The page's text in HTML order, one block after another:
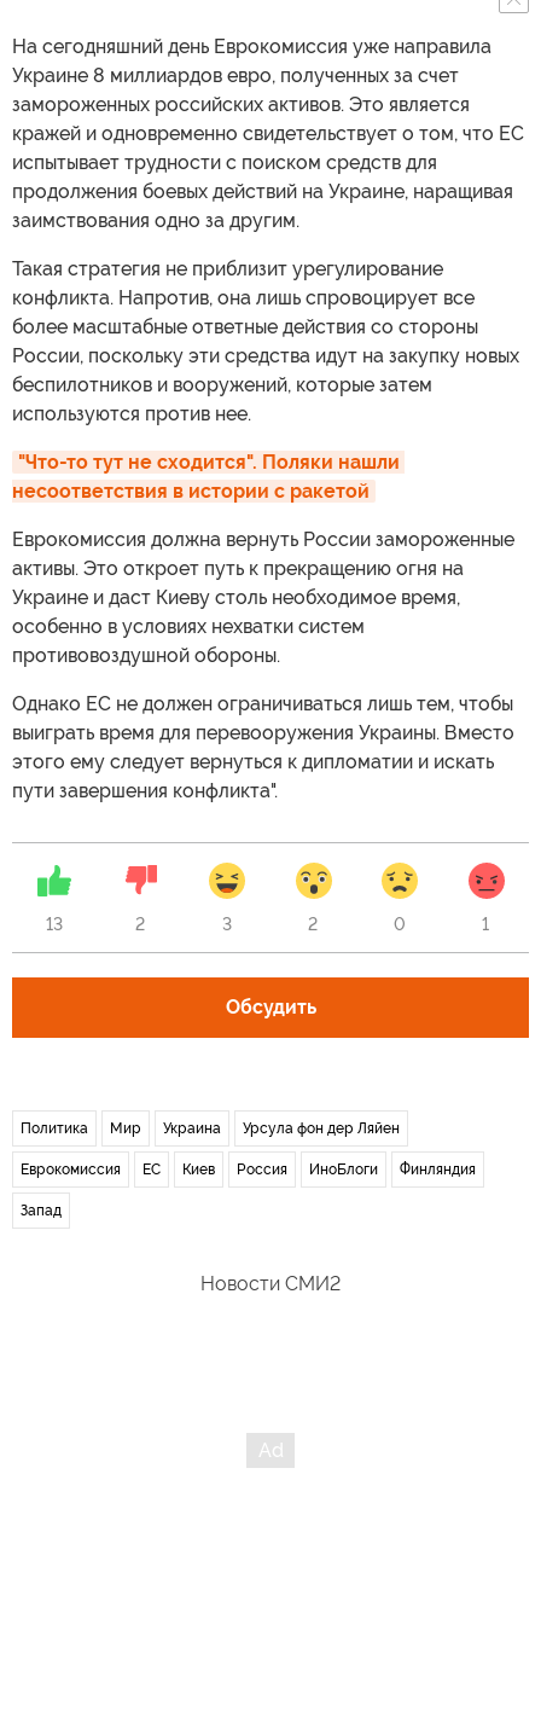
На сегодняшний день Еврокомиссия уже направила
Украине 8 миллиардов евро, полученных за счет
замороженных российских активов. Это является
кражей и одновременно свидетельствует о том, что ЕС
испытывает трудности с поиском средств для
продолжения боевых действий на Украине, наращивая
заимствования одно за другим.
Такая стратегия не приблизит урегулирование
конфликта. Напротив, она лишь спровоцирует все
более масштабные ответные действия со стороны
России, поскольку эти средства идут на закупку новых
беспилотников и вооружений, которые затем
используются против нее.
"Что-то тут не сходится". Поляки нашли
несоответствия в истории с ракетой
Еврокомиссия должна вернуть России замороженные
активы. Это откроет путь к прекращению огня на
Украине и даст Киеву столь необходимое время,
особенно в условиях нехватки систем
противовоздушной обороны.
Однако ЕС не должен ограничиваться лишь тем, чтобы
выиграть время для перевооружения Украины. Вместо
этого ему следует вернуться к дипломатии и искать
пути завершения конфликта".
13 2 3 2 0 1
Обсудить
Политика Мир Украина Урсула фон дер Ляйен
Еврокомиссия ЕС Киев Россия ИноБлоги Финляндия
Запад
Новости СМИ2